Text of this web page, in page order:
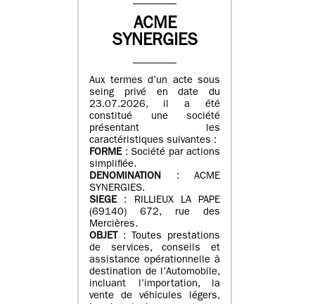
ACME
SYNERGIES
Aux termes d’un acte sous
seing privé en date du
23.07.2026, il a été
constitué une société
présentant les
caractéristiques suivantes :
FORME: Société par actions
simplifiée.
DENOMINATION : ACME
SYNERGIES.
SIEGE: RILLIEUX LA PAPE
(69140) 672, rue des
Mercières.
OBJET
: Toutes prestations
de services, conseils et
assistance opérationnelle à
destination de l’Automobile,
incluant l’importation, la
vente de véhicules légers,